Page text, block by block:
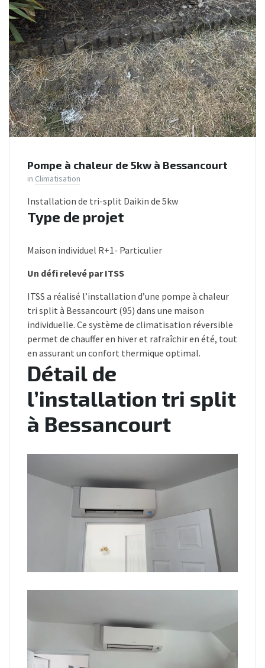
Pompe à chaleur de 5kw à Bessancourt
in Climatisation
Installation de tri-split Daikin de 5kw
Type de projet
Maison individuel R+1- Particulier
Un défi relevé par ITSS
ITSS a réalisé l’installation d’une pompe à chaleur
tri split à Bessancourt (95) dans une maison
individuelle. Ce système de climatisation réversible
permet de chauffer en hiver et rafraîchir en été, tout
en assurant un confort thermique optimal.
Détail de
l’installation tri split
à Bessancourt